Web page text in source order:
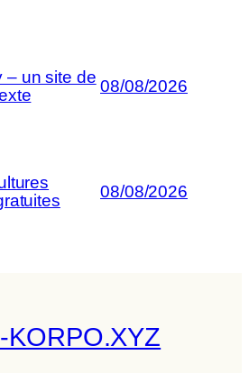
– un site de 08/08/2026
08/08/2026
KORPO.XYZ